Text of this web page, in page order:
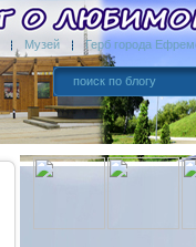
Музей Герб города